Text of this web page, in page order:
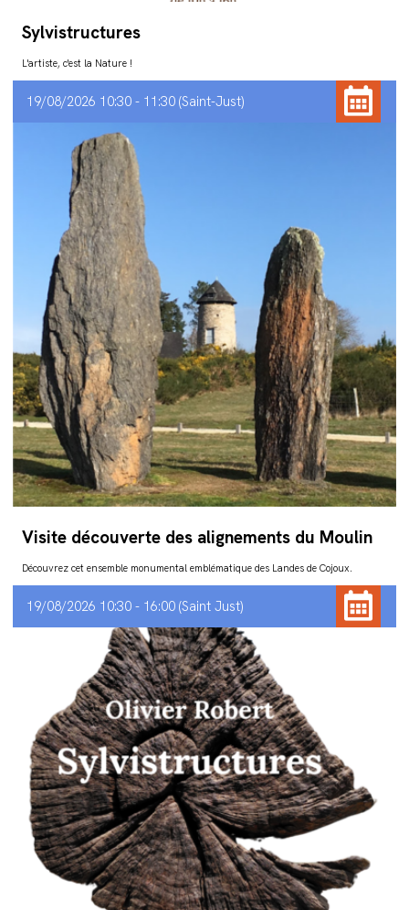
Sylvistructures
L'artiste, c'est la Nature !
19/08/2026 10:30 - 11:30 Saint-Just
Visite découverte des alignements du Moulin
Découvrez cet ensemble monumental emblématique des Landes de Cojoux.
19/08/2026 10:30 - 16:00 Saint Just